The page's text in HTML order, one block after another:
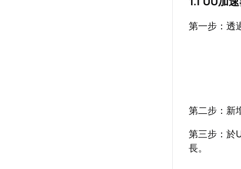
第一步：透
第二步：新
第三步：於
長。